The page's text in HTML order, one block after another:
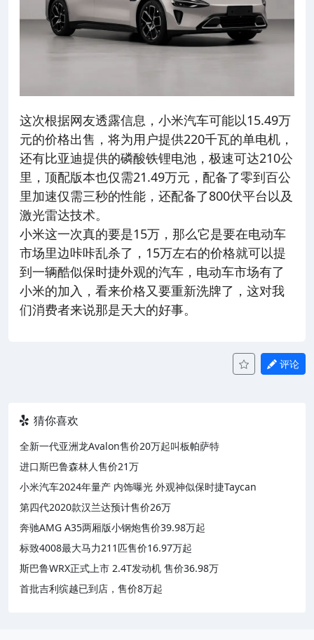
这次根据网友透露信息，小米汽车可能以15.49万
元的价格出售，将为用户提供220千瓦的单电机，
还有比亚迪提供的磷酸铁锂电池，极速可达210公
里，顶配版本也仅需21.49万元，配备了零到百公
里加速仅需三秒的性能，还配备了800伏平台以及
激光雷达技术。
小米这一次真的要是15万，那么它是要在电动车
市场里边咔咔乱杀了，15万左右的价格就可以提
到一辆酷似保时捷外观的汽车，电动车市场有了
小米的加入，看来价格又要重新洗牌了，这对我
们消费者来说那是天大的好事。
评论
猜你喜欢
全新一代亚洲龙Avalon售价20万起叫板帕萨特
进口斯巴鲁森林人售价21万
小米汽车2024年量产 内饰曝光 外观神似保时捷Taycan
第四代2020款汉兰达预计售价26万
奔驰AMG A35两厢版小钢炮售价39.98万起
标致4008最大马力211匹售价16.97万起
斯巴鲁WRX正式上市 2.4T发动机 售价36.98万
首批吉利缤越已到店，售价8万起